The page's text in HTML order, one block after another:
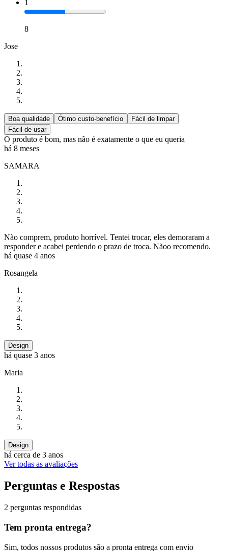
1
8
Jose
Boa qualidade Ótimo custo-benefício
Fácil de limpar
Fácil de usar
O produto é bom, mas não é exatamente o que eu queria
há 8 meses
SAMARA
Não comprem, produto horrível. Tentei trocar, eles demoraram a
responder e acabei perdendo o prazo de troca. Nãoo recomendo.
há quase 4 anos
Rosangela
Design
há quase 3 anos
Maria
Design
há cerca de 3 anos
Ver todas as avaliações
Perguntas e Respostas
2 perguntas respondidas
Tem pronta entrega?
Sim, todos nossos produtos são a pronta entrega com envio